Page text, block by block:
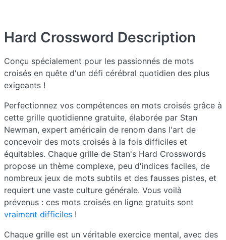
Hard Crossword Description
Conçu spécialement pour les passionnés de mots
croisés en quête d'un défi cérébral quotidien des plus
exigeants !
Perfectionnez vos compétences en mots croisés grâce à
cette grille quotidienne gratuite, élaborée par Stan
Newman, expert américain de renom dans l'art de
concevoir des mots croisés à la fois difficiles et
équitables. Chaque grille de Stan's Hard Crosswords
propose un thème complexe, peu d'indices faciles, de
nombreux jeux de mots subtils et des fausses pistes, et
requiert une vaste culture générale. Vous voilà
prévenus : ces mots croisés en ligne gratuits sont
vraiment difficiles !
Chaque grille est un véritable exercice mental, avec des